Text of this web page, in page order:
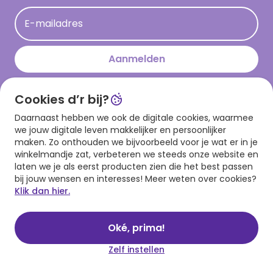
Acties
Persberichten
Hallmark en Kinderpostzegels
E-mailadres
Aanmelden
Download onze app
Cookies d’r bij?
Daarnaast hebben we ook de digitale cookies, waarmee
we jouw digitale leven makkelijker en persoonlijker
maken. Zo onthouden we bijvoorbeeld voor je wat er in je
winkelmandje zat, verbeteren we steeds onze website en
laten we je als eerst producten zien die het best passen
bij jouw wensen en interesses! Meer weten over cookies?
Klik dan hier.
Oké, prima!
Zelf instellen